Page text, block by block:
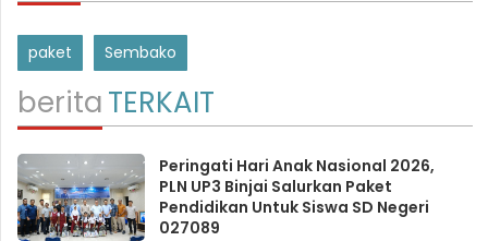
paket Sembako
beritaTERKAIT
Peringati Hari Anak Nasional 2026,
PLN UP3 Binjai Salurkan Paket
Pendidikan Untuk Siswa SD Negeri
027089